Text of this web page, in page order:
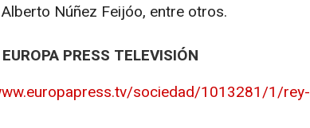
Núñez Feijóo, entre otros.
PRESS TELEVISIÓN
sociedad/1013281/1/rey-